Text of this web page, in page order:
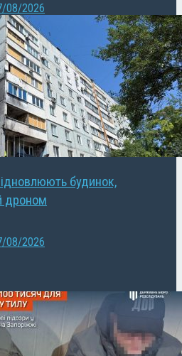
08/2026
будинок,
дроном
08/2026